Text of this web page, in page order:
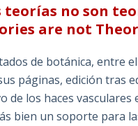
teorías no son
are not
de botánica, entre
páginas, edición tras
de los haces
bien un soporte para